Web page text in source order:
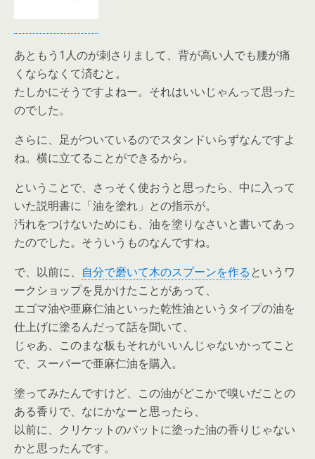
あともう1人のが刺さりまして、背が高い人でも腰が痛
くならなくて済むと。
たしかにそうですよねー。それはいいじゃんって思った
のでした。
さらに、足がついているのでスタンドいらずなんですよ
ね。横に立てることができるから。
ということで、さっそく使おうと思ったら、中に入って
いた説明書に「油を塗れ」との指示が。
汚れをつけないためにも、油を塗りなさいと書いてあっ
たのでした。そういうものなんですね。
で、以前に、 自分で磨いて木のスプーンを作るというワ
ークショップを見かけたことがあって、
エゴマ油や亜麻仁油といった乾性油というタイプの油を
仕上げに塗るんだって話を聞いて、
じゃあ、このまな板もそれがいいんじゃないかってこと
で、スーパーで亜麻仁油を購入。
塗ってみたんですけど、この油がどこかで嗅いだことの
ある香りで、なにかなーと思ったら、
以前に、クリケットのバットに塗った油の香りじゃない
かと思ったんです。